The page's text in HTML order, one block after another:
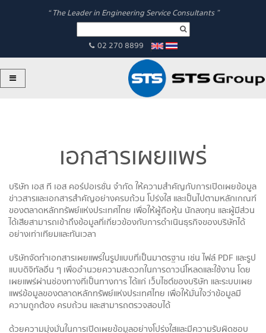
“ The Leader in Engineering Service Consultants ”
02 270 8899
เอกสารเผยแพร่
บริษัท เอส ที เอส คอร์ปอเรชั่น จำกัด ให้ความสำคัญกับการเปิดเผยข้อมูล
ข่าวสารและเอกสารสำคัญอย่างครบถ้วน โปร่งใส และเป็นไปตามหลักเกณฑ์
ของตลาดหลักทรัพย์แห่งประเทศไทย เพื่อให้ผู้ถือหุ้น นักลงทุน และผู้มีส่วน
ได้เสียสามารถเข้าถึงข้อมูลที่เกี่ยวข้องกับการดำเนินธุรกิจของบริษัทได้
อย่างเท่าเทียมและทันเวลา
บริษัทจัดทำเอกสารเผยแพร่ในรูปแบบที่เป็นมาตรฐาน เช่น ไฟล์ PDF และรูป
แบบดิจิทัลอื่น ๆ เพื่ออำนวยความสะดวกในการดาวน์โหลดและใช้งาน โดย
เผยแพร่ผ่านช่องทางที่เป็นทางการ ได้แก่ เว็บไซต์ของบริษัท และระบบเผย
แพร่ข้อมูลของตลาดหลักทรัพย์แห่งประเทศไทย เพื่อให้มั่นใจว่าข้อมูลมี
ความถูกต้อง ครบถ้วน และสามารถตรวจสอบได้
ด้วยความมุ่งมั่นในการเปิดเผยข้อมูลอย่างโปร่งใสและมีความรับผิดชอบ